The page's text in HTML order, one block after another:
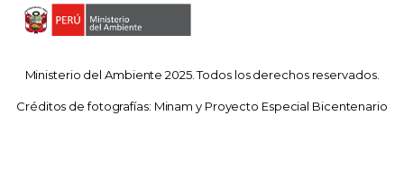
Ministerio del Ambiente 2025. Todos los derechos reservados.
Créditos de fotografías: Minam y Proyecto Especial Bicentenario